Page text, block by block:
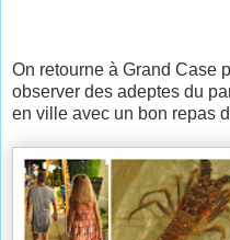
On retourne à Grand Case
observer des adeptes du
en ville avec un bon repas